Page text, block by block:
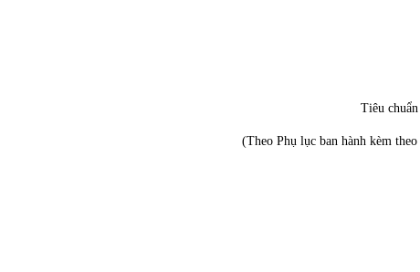
Tiêu
(Theo Phụ lục ban hành kèm